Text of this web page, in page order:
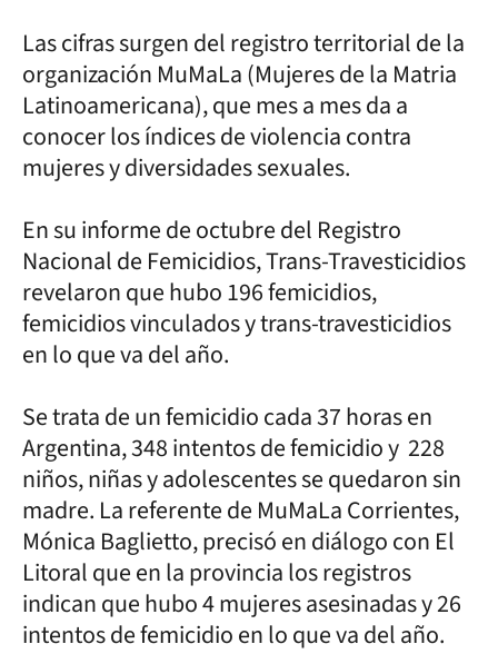
Las cifras surgen del registro territorial de la
organización MuMaLa (Mujeres de la Matria
Latinoamericana), que mes a mes da a
conocer los índices de violencia contra
mujeres y diversidades sexuales.
En su informe de octubre del Registro
Nacional de Femicidios, Trans-Travesticidios
revelaron que hubo 196 femicidios,
femicidios vinculados y trans-travesticidios
en lo que va del año.
Se trata de un femicidio cada 37 horas en
Argentina, 348 intentos de femicidio y 228
niños, niñas y adolescentes se quedaron sin
madre. La referente de MuMaLa Corrientes,
Mónica Baglietto, precisó en diálogo con El
Litoral que en la provincia los registros
indican que hubo 4 mujeres asesinadas y 26
intentos de femicidio en lo que va del año.